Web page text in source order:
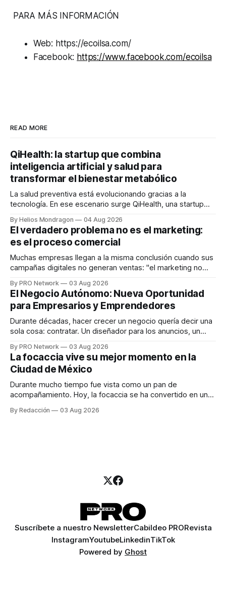
PARA MÁS INFORMACIÓN
Web: https://ecoilsa.com/
Facebook: https://www.facebook.com/ecoilsa
READ MORE
QiHealth: la startup que combina
inteligencia artificial y salud para
transformar el bienestar metabólico
La salud preventiva está evolucionando gracias a la
tecnología. En ese escenario surge QiHealth, una startup
dispositivos inteligentes, inteligencia artificial y monitoreo
en tiempo real para ayudar a las personas a tomar mejores
decisiones sobre su salud metabólica. Su propuesta busca
responder
By Helios Mondragon 04 Aug 2026
El verdadero problema no es el marketing:
es el proceso comercial
Muchas empresas llegan a la misma conclusión cuando sus
campañas digitales no generan ventas: "el marketing no
INTERIUS, el problema suele estar en otro lugar. Durante
una entrevista para el podcast SER PRO, el especialista en
marketing digital explicó que
By PRO Network 03 Aug 2026
El Negocio Autónomo: Nueva Oportunidad
para Empresarios y Emprendedores
Durante décadas, hacer crecer un negocio quería decir una
sola cosa: contratar. Un diseñador para los anuncios, un
para los textos, alguien que supiera de publicidad digital
para encontrar prospectos, un vendedor para atender
llamadas y mensajes, y —con suerte— una persona
By PRO Network 03 Aug 2026
La focaccia vive su mejor momento en la
Ciudad de México
Durante mucho tiempo fue vista como un pan de
acompañamiento. Hoy, la focaccia se ha convertido en uno
artesanal, ingredientes de calidad y experiencias que
By Redacción 03 Aug 2026
Suscríbete a nuestro NewsletterCabildeo PRORevista
InstagramYoutubeLinkedinTikTok
Powered by Ghost